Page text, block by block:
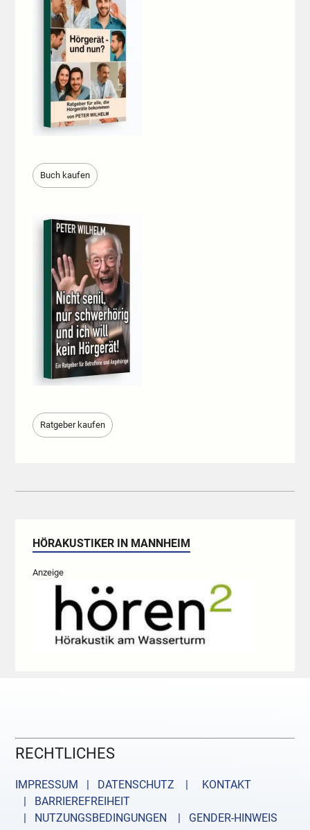
Buch kaufen
Ratgeber kaufen
HÖRAKUSTIKER IN MANNHEIM
Anzeige
RECHTLICHES
IMPRESSUM | DATENSCHUTZ |
KONTAKT
| BARRIEREFREIHEIT
| NUTZUNGSBEDINGUNGEN
| GENDER-HINWEIS